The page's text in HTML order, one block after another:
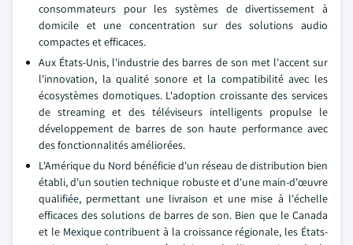
consommateurs pour les systèmes de divertissement à
domicile et une concentration sur des solutions audio
compactes et efficaces.
Aux États-Unis, l'industrie des barres de son met l'accent sur
l'innovation, la qualité sonore et la compatibilité avec les
écosystèmes domotiques. L'adoption croissante des services
de streaming et des téléviseurs intelligents propulse le
développement de barres de son haute performance avec
des fonctionnalités améliorées.
L'Amérique du Nord bénéficie d'un réseau de distribution bien
établi, d'un soutien technique robuste et d'une main-d'œuvre
qualifiée, permettant une livraison et une mise à l'échelle
efficaces des solutions de barres de son. Bien que le Canada
et le Mexique contribuent à la croissance régionale, les États-